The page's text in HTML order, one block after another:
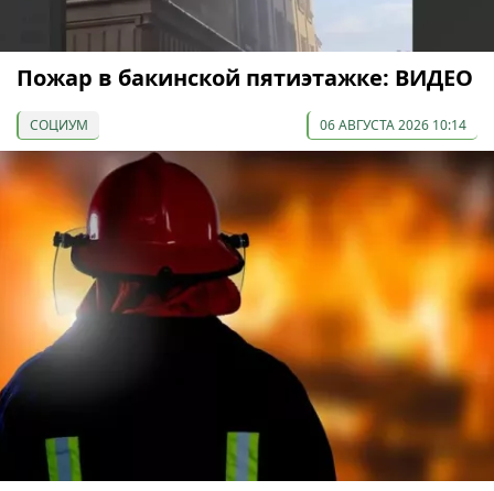
Пожар в бакинской пятиэтажке: ВИДЕО
СОЦИУМ 06 АВГУСТА 2026 10:14